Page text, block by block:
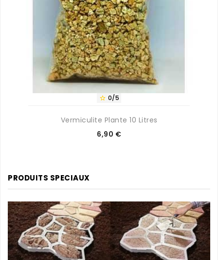
 0/5
Vermiculite Plante 10 Litres
Prix
6,90 €
PRODUITS SPECIAUX